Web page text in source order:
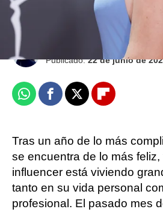
Paula Sánchez
Publicado:22 de junio de
WhatsappFacebook
X Flipboard
Tras un año de lo más
se encuentra de lo más
influencer está viviendo
tanto en su vida personal
profesional. El pasado mes